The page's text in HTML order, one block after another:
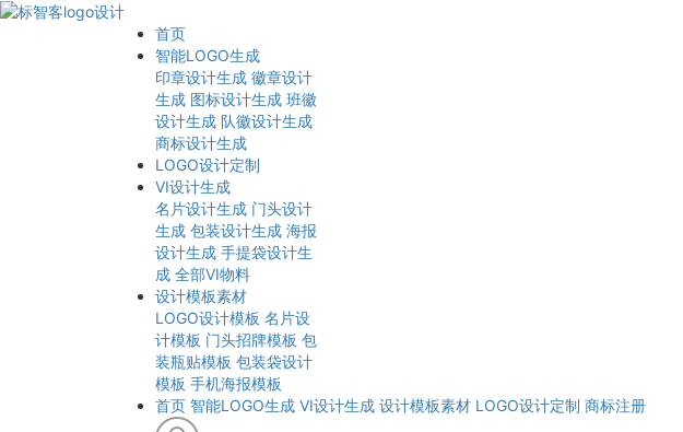
首页
智能LOGO生成
印章设计生成 徽章设计
生成 图标设计生成 班徽
设计生成 队徽设计生成
商标设计生成
LOGO设计定制
VI设计生成
名片设计生成 门头设计
生成 包装设计生成 海报
设计生成 手提袋设计生
成 全部VI物料
设计模板素材
LOGO设计模板 名片设
计模板 门头招牌模板 包
装瓶贴模板 包装袋设计
模板 手机海报模板
首页 智能LOGO生成 VI设计生成 设计模板素材 LOGO设计定制 商标注册